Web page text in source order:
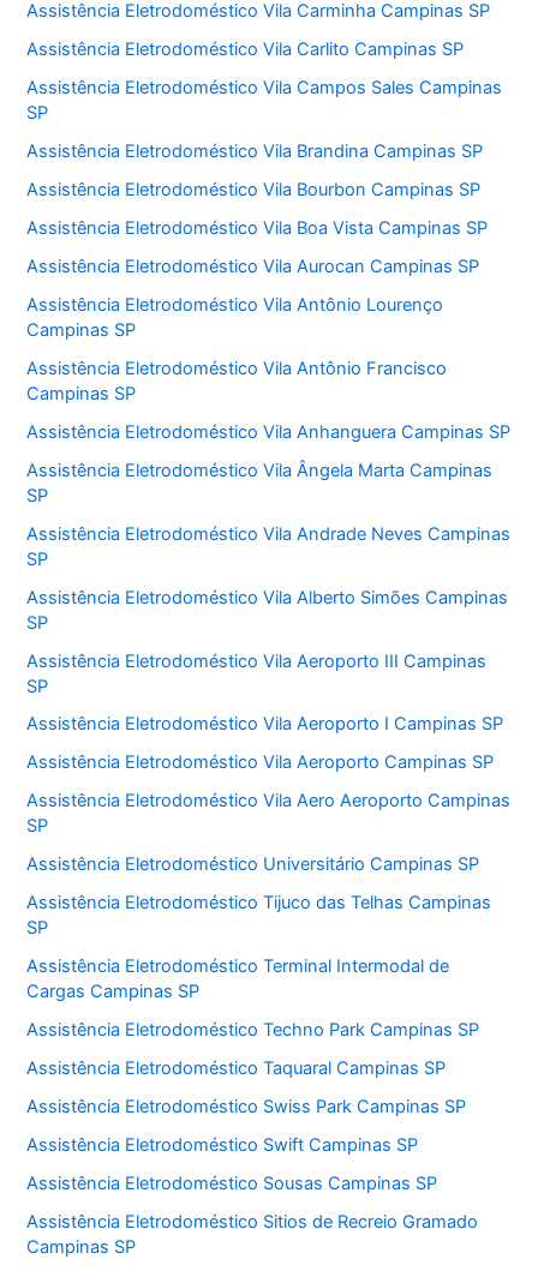
Assistência Eletrodoméstico Vila Carminha Campinas SP
Assistência Eletrodoméstico Vila Carlito Campinas SP
Assistência Eletrodoméstico Vila Campos Sales Campinas
SP
Assistência Eletrodoméstico Vila Brandina Campinas SP
Assistência Eletrodoméstico Vila Bourbon Campinas SP
Assistência Eletrodoméstico Vila Boa Vista Campinas SP
Assistência Eletrodoméstico Vila Aurocan Campinas SP
Assistência Eletrodoméstico Vila Antônio Lourenço
Campinas SP
Assistência Eletrodoméstico Vila Antônio Francisco
Campinas SP
Assistência Eletrodoméstico Vila Anhanguera Campinas SP
Assistência Eletrodoméstico Vila Ângela Marta Campinas
SP
Assistência Eletrodoméstico Vila Andrade Neves Campinas
SP
Assistência Eletrodoméstico Vila Alberto Simões Campinas
SP
Assistência Eletrodoméstico Vila Aeroporto III Campinas
SP
Assistência Eletrodoméstico Vila Aeroporto I Campinas SP
Assistência Eletrodoméstico Vila Aeroporto Campinas SP
Assistência Eletrodoméstico Vila Aero Aeroporto Campinas
SP
Assistência Eletrodoméstico Universitário Campinas SP
Assistência Eletrodoméstico Tijuco das Telhas Campinas
SP
Assistência Eletrodoméstico Terminal Intermodal de
Cargas Campinas SP
Assistência Eletrodoméstico Techno Park Campinas SP
Assistência Eletrodoméstico Taquaral Campinas SP
Assistência Eletrodoméstico Swiss Park Campinas SP
Assistência Eletrodoméstico Swift Campinas SP
Assistência Eletrodoméstico Sousas Campinas SP
Assistência Eletrodoméstico Sitios de Recreio Gramado
Campinas SP